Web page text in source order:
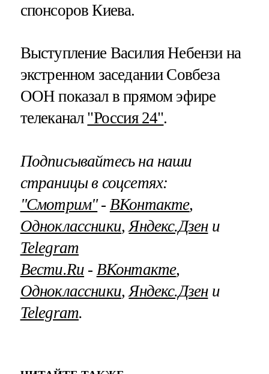
спонсоров Киева.
Выступление Василия Небензи на
экстренном заседании Совбеза
ООН показал в прямом эфире
телеканал "Россия 24".
Подписывайтесь на наши
страницы в соцсетях:
"Смотрим"‐ ВКонтакте,
Одноклассники, Яндекс.Дзени
Telegram
Вести.Ru ‐ ВКонтакте,
Одноклассники, Яндекс.Дзени
Telegram.